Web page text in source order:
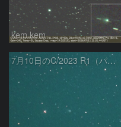
kem.kem
7月10日のC/2023 R1（パンスターズ彗星）